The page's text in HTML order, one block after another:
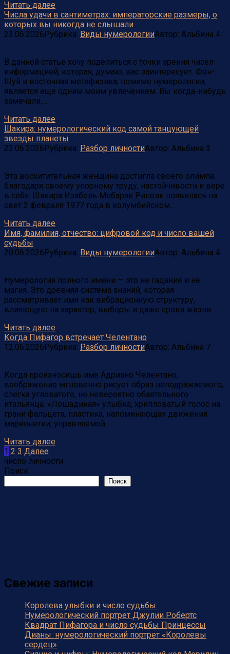
Читать далее
Числа удачи в сантиметрах: императорские размеры, о
которых вы никогда не слышали
23.06.2026Рубрика: Виды нумерологииАвтор: Альбина 4
В данной статье хочу поделиться с точки зрения чисел
информацией, которая, думаю, вас заинтересует. Фэн-
Шуй и восточная метафизика, помимо нумерологии,
является еще одним моим увлечением. Вы когда-нибудь
замечали,…
Читать далее
Шакира: нумерологический код самой танцующей
звезды планеты
22.06.2026Рубрика: Разбор личностиАвтор: Альбина 3
Эта восхитительная женщина достигла своего олимпа
благодаря своему упорному труду, настойчивости и вере
в себя. Шакира Изабель Мебарак Риполь появилась на
свет 2 февраля 1977 года в колумбийском…
Читать далее
Имя, фамилия, отчество: цифровой код и число вашей
судьбы
20.06.2026Рубрика: Виды нумерологииАвтор: Альбина 4
Нумерология полного имени — это не гадание и не
магия. Это древняя система знаний, которая
рассматривает имя как вибрационную структуру,
влияющую на характер, выборы и даже сроки жизни….
Читать далее
Когда Пифагор встречает Челентано
12.06.2026Рубрика: Разбор личностиАвтор: Альбина 7
Когда произносишь имя Адриано Челентано,
воображение мгновенно рисует образ неподражаемого,
слегка угловатого, но невероятно обаятельного
итальянца. «Лошадиная» улыбка, хрипловатый голос на
грани фальцета, пластика, напоминающая движения
марионетки, управляемой…
Читать далее
Пагинация
записей
1 2 3 Далее
число личности
Поиск
Поиск
Свежие записи
Королева улыбки и число судьбы:
Нумерологический портрет Джулии Робертс
Квадрат Пифагора и число судьбы Принцессы
Дианы: нумерологический портрет «Королевы
сердец»